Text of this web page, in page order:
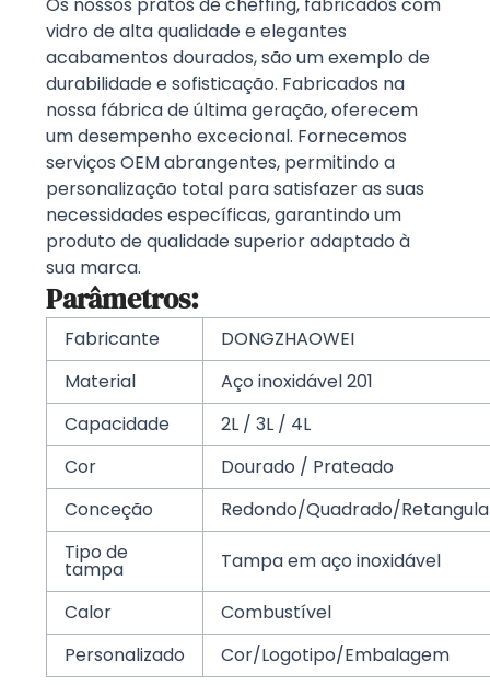
vidro de alta qualidade e elegantes
acabamentos dourados, são um exemplo de
durabilidade e sofisticação. Fabricados na
nossa fábrica de última geração, oferecem
um desempenho excecional. Fornecemos
serviços OEM abrangentes, permitindo a
personalização total para satisfazer as suas
necessidades específicas, garantindo um
produto de qualidade superior adaptado à
sua marca.
Parâmetros:
Fabricante
DONGZHAOWEI
Material
Aço inoxidável 201
Capacidade
2L / 3L / 4L
Cor
Dourado / Prateado
Conceção
Redondo/Quadrado/
Tipo de
tampa Tampa em aço inoxidável
Calor
Combustível
Personalizado
Cor/Logotipo/Embalagem